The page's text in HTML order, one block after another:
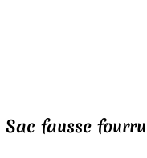
Sac fausse